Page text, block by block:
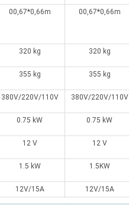
00,67*0,66m 00,67*0,66m
320 kg 320 kg
355 kg 355 kg
380V/220V/110V 380V/220V/110V
0.75 kW 0.75 kW
12 V 12 V
1.5 kW 1.5KW
12V/15A 12V/15A